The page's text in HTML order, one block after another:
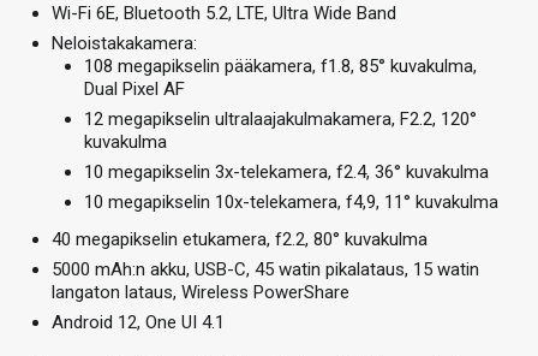
Wi-Fi 6E, Bluetooth 5.2, LTE, Ultra Wide Band
Neloistakakamera:
108 megapikselin pääkamera, f1.8, 85° kuvakulma,
Dual Pixel AF
12 megapikselin ultralaajakulmakamera, F2.2, 120°
kuvakulma
10 megapikselin 3x-telekamera, f2.4, 36° kuvakulma
10 megapikselin 10x-telekamera, f4,9, 11° kuvakulma
40 megapikselin etukamera, f2.2, 80° kuvakulma
5000 mAh:n akku, USB-C, 45 watin pikalataus, 15 watin
langaton lataus, Wireless PowerShare
Android 12, One UI 4.1